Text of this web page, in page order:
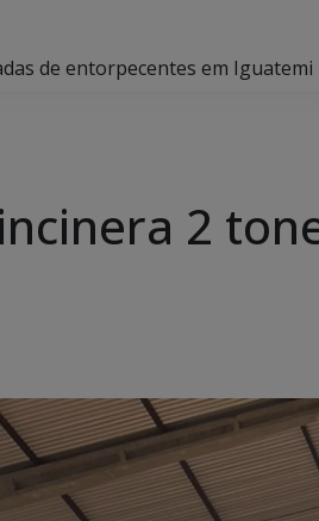
de entorpecentes em Iguatemi
2